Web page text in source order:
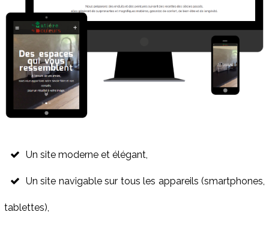
Un site moderne et élégant,
Un site navigable sur tous les appareils (smartphones,
tablettes),